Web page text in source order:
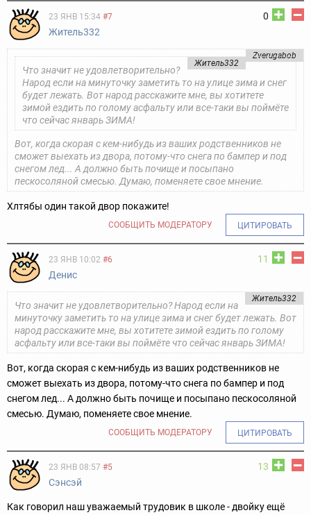
0
23 ЯНВ 15:34 #7
Житель332
Zverugabob
Житель332
Что значит не удовлетворительно?
Народ если на минуточку заметить то на улице зима и снег
будет лежать. Вот народ расскажите мне, вы хотитете
зимой ездить по голому асфальту или все-таки вы поймёте
что сейчас январь ЗИМА!
Вот, когда скорая с кем-нибудь из ваших родственников не
сможет выехать из двора, потому-что снега по бампер и под
снегом лед... А должно быть почище и посыпано
пескосоляной смесью. Думаю, поменяете свое мнение.
Хлтябы один такой двор покажите!
СООБЩИТЬ МОДЕРАТОРУ ЦИТИРОВАТЬ
11
23 ЯНВ 10:02 #6
Денис
Житель332
Что значит не удовлетворительно? Народ если на
минуточку заметить то на улице зима и снег будет лежать. Вот
народ расскажите мне, вы хотитете зимой ездить по голому
асфальту или все-таки вы поймёте что сейчас январь ЗИМА!
Вот, когда скорая с кем-нибудь из ваших родственников не
сможет выехать из двора, потому-что снега по бампер и под
снегом лед... А должно быть почище и посыпано пескосоляной
смесью. Думаю, поменяете свое мнение.
СООБЩИТЬ МОДЕРАТОРУ ЦИТИРОВАТЬ
13
23 ЯНВ 08:57 #5
Сэнсэй
Как говорил наш уважаемый трудовик в школе - двойку ещё